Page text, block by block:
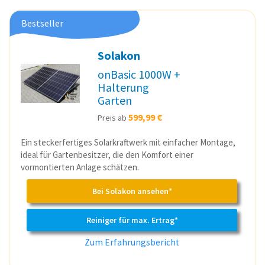
Bestseller
Solakon
onBasic 1000W +
Halterung
Garten
Preis ab 599,99 €
Ein steckerfertiges Solarkraftwerk mit einfacher Montage,
ideal für Gartenbesitzer, die den Komfort einer
vormontierten Anlage schätzen.
Bei Solakon ansehen*
Reiniger für max. Ertrag*
Zum Erfahrungsbericht